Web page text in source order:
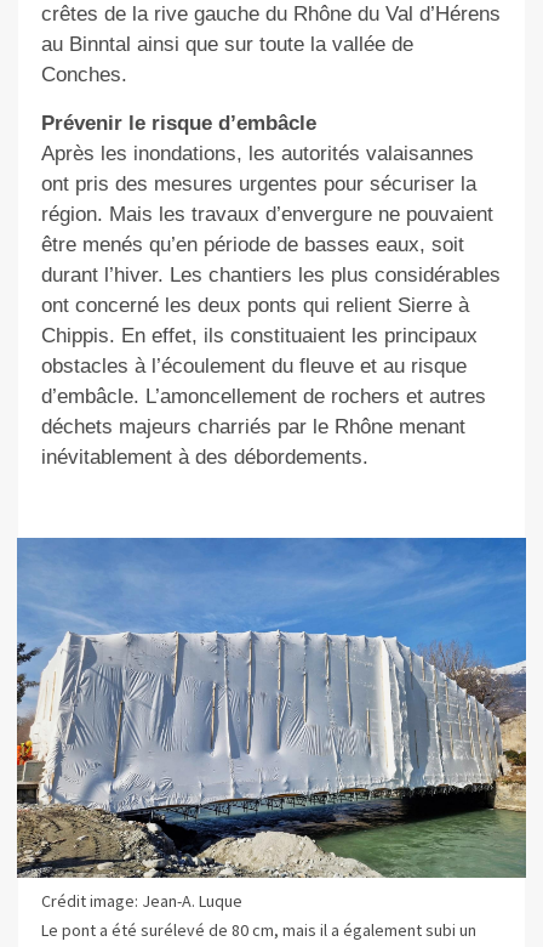
crêtes de la rive gauche du Rhône du Val d’Hérens
au Binntal ainsi que sur toute la vallée de
Conches.
Prévenir le risque d’embâcle
Après les inondations, les autorités valaisannes
ont pris des mesures urgentes pour sécuriser la
région. Mais les travaux d’envergure ne pouvaient
être menés qu’en période de basses eaux, soit
durant l’hiver. Les chantiers les plus considérables
ont concerné les deux ponts qui relient Sierre à
Chippis. En effet, ils constituaient les principaux
obstacles à l’écoulement du fleuve et au risque
d’embâcle. L’amoncellement de rochers et autres
déchets majeurs charriés par le Rhône menant
inévitablement à des débordements.
Crédit image: Jean-A. Luque
Le pont a été surélevé de 80 cm, mais il a également subi un